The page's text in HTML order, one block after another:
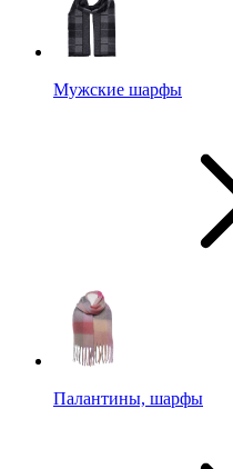
Мужские шарфы
Палантины, шарфы